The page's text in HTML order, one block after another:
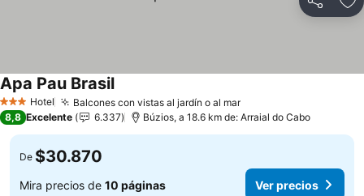
Compartir
3 Estrellas
Hotel Balcones con vistas al jardín o al marVer precios
Apa Pau BrasilVer precios
8,8 Excelente 6.337 Búzios, a 18.6 km de: Arraial do Cabo
De $30.870
Mira precios de 10 páginas Ver precios